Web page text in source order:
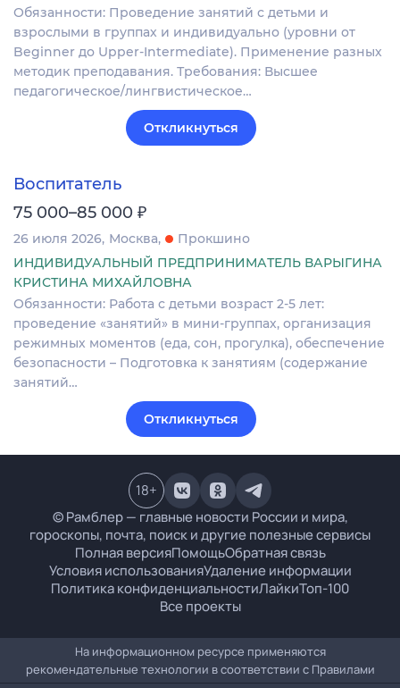
Обязанности: Проведение занятий с детьми и
взрослыми в группах и индивидуально (уровни от
Beginner до Upper-Intermediate). Применение разных
методик преподавания. Требования: Высшее
педагогическое/лингвистическое…
Откликнуться
Воспитатель
75 000–85 000 ₽
26 июля 2026 Москва
Прокшино
ИНДИВИДУАЛЬНЫЙ ПРЕДПРИНИМАТЕЛЬ ВАРЫГИНА
КРИСТИНА МИХАЙЛОВНА
Обязанности: Работа с детьми возраст 2-5 лет:
проведение «занятий» в мини-группах, организация
режимных моментов (еда, сон, прогулка), обеспечение
безопасности – Подготовка к занятиям (содержание
занятий…
Откликнуться
© Рамблер — главные новости России и мира,
гороскопы, почта, поиск и другие полезные сервисы
Полная версияПомощьОбратная связь
Условия использованияУдаление информации
Политика конфиденциальностиЛайкиТоп-100
Все проекты
18+
На информационном ресурсе применяются
рекомендательные технологии в соответствии с Правилами